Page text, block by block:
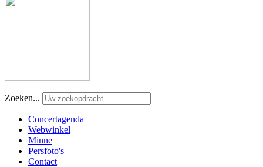
Zoeken...
Concertagenda
Webwinkel
Minne
Persfoto's
Contact